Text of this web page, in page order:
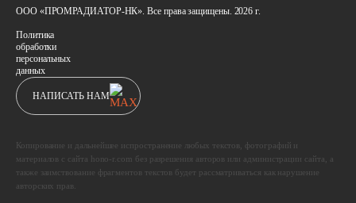
ООО «ПРОМРАДИАТОР-НК». Все права защищены. 2026 г.
Политика
обработки
персональных
данных
НАПИСАТЬ НАМ
Копирование и дальнейшее испространение любых текстов, фотографий и
материалов с сайта hono-r.com без разрешения авторов или администрации сайта, а
также заимствование фрагментов текстов будет рассматриваться как нарушение
авторских прав.